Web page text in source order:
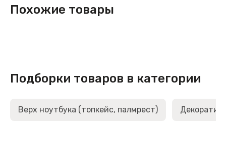
Похожие товары
Подборки товаров в категории
Верх ноутбука (топкейс, палмрест)